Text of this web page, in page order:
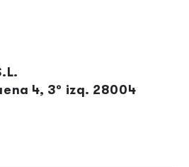
4, 3º izq. 28004